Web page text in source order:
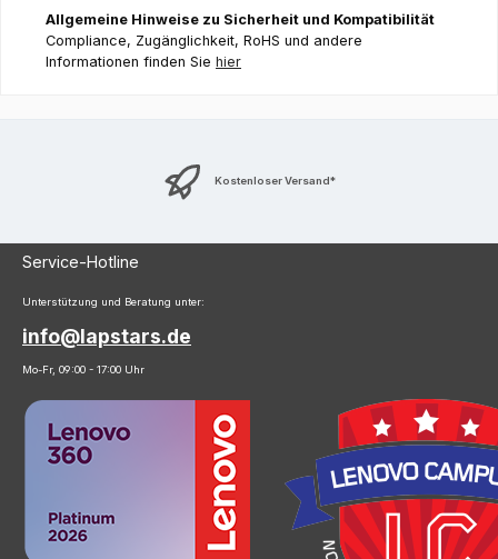
Allgemeine Hinweise zu Sicherheit und Kompatibilität
Compliance, Zugänglichkeit, RoHS und andere
Informationen finden Sie hier
Kostenloser Versand*
Service-Hotline
Unterstützung und Beratung unter:
info@lapstars.de
Mo-Fr, 09:00 - 17:00 Uhr